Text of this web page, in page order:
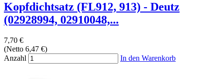
Kopfdichtsatz (FL912, 913) - Deutz
(02928994, 02910048,...
7,70 €
(Netto 6,47 €)
Anzahl
In den Warenkorb